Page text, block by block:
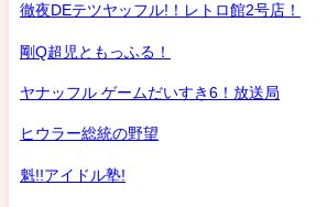
徹夜DEテツヤッフル!！レトロ館2号店！
剛Q超児ともっふる！
ヤナッフル ゲームだいすき6！放送局
ヒウラー総統の野望
魁!!アイドル塾!